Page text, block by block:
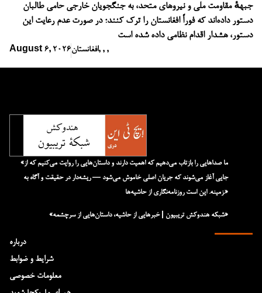
جبههٔ مقاومت ملی و نیروهای متحد، به جنگجویان خارجی حامی طالبان
دستور داده‌اند که فوراً افغانستان را ترک کنند؛ در صورت عدم رعایت این
دستور، هشدار اقدام نظامی داده شده است
August 6, 2026افغانستان, , ,
درباره
شرایط و ضوابط
معلومات خصوصی
«ما صداهایی را بازتاب می‌دهیم که اهمیت دارند و داستان‌هایی را روایت می‌کنیم که از
جایی آغاز می‌شوند که جریان اصلی خاموش می‌شود — ریشه‌دار در حقیقت و آگاه به
زمینه. این است روزنامه‌نگاری از حاشیه‌ها.»
«شبکه هند‌و‌کش تریبیون | خبرهایی از حاشیه، داستان‌هایی از سرچشمه»